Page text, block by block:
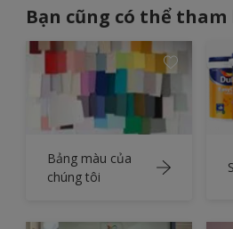
Bạn cũng có thể
Bảng màu của
chúng tôi